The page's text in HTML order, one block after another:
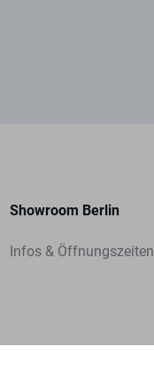
Showroom Berlin
Infos & Öffnungszeiten